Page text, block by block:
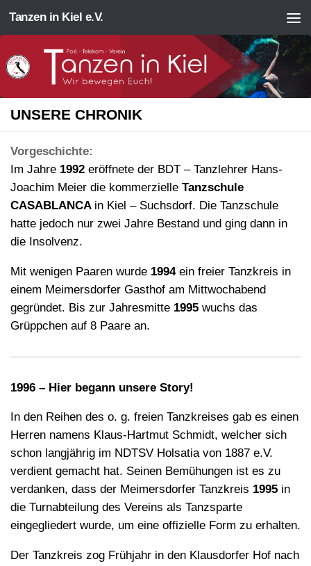
Zum Inhalt springen
Tanzen in Kiel e.V.
UNSERE CHRONIK
Vorgeschichte:
Im Jahre 1992 eröffnete der BDT – Tanzlehrer Hans-
Joachim Meier die kommerzielle Tanzschule
CASABLANCA in Kiel – Suchsdorf. Die Tanzschule
hatte jedoch nur zwei Jahre Bestand und ging dann in
die Insolvenz.
Mit wenigen Paaren wurde 1994ein freier Tanzkreis in
einem Meimersdorfer Gasthof am Mittwochabend
gegründet. Bis zur Jahresmitte 1995 wuchs das
Grüppchen auf 8 Paare an.
1996 – Hier begann unsere Story!
In den Reihen des o. g. freien Tanzkreises gab es einen
Herren namens Klaus-Hartmut Schmidt, welcher sich
schon langjährig im NDTSV Holsatia von 1887 e.V.
verdient gemacht hat. Seinen Bemühungen ist es zu
verdanken, dass der Meimersdorfer Tanzkreis 1995 in
die Turnabteilung des Vereins als Tanzsparte
eingegliedert wurde, um eine offizielle Form zu erhalten.
Der Tanzkreis zog Frühjahr in den Klausdorfer Hof nach